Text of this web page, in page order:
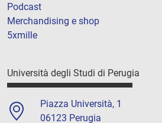
Podcast
Merchandising e shop
5xmille
Università degli Studi di Perugia
Piazza Università, 1
06123 Perugia